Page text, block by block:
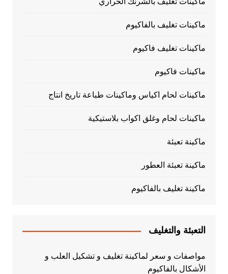
ماكينات تغليف بالفاكيوم
ماكينات تغليف فاكيوم
ماكينات فاكيوم
ماكينات لحام اكياس وماكينات طباعة تاريخ انتاج
ماكينات لحام وغلق اكواب بلاستيكية
ماكينة تعبئة
ماكينة تعبئة العطور
ماكينة تغليف بالفاكيوم
التعبئة والتغليف
مواصفات و سعر لماكينة تغليف و تشكيل العلب و
الأشكال بالفاكيوم